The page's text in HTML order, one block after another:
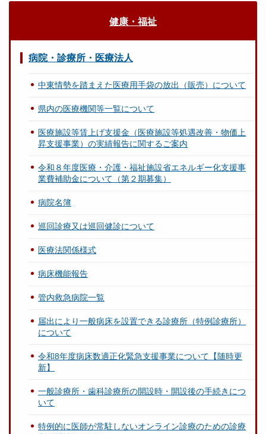
健康・福祉
病院・診療所・医療法人
中東情勢を踏まえた医療用手袋の放出（販売）について
県内の医療機関等一覧について
医療施設等賃上げ支援金（医療施設等処遇改善・物価上
昇支援事業）の実績報告に関するご案内
令和８年度医療・介護・福祉施設省エネルギー化支援事
業費補助金について（第２期募集）
病院名簿
巡回診療又は巡回健診について
医療法関係様式
病床機能報告
管内救急病院一覧
届出により一般病床を設置できる診療所（特例診療所）
について
令和8年度病床数適正化緊急支援事業について【随時更
新】
一般診療所・歯科診療所の開設時・開設後の手続きにつ
いて
特例的に医師が常駐しないオンライン診療のための診療